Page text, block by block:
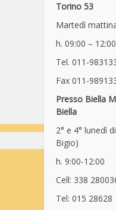
Torino 53
Martedì
h. 09:00 – 12:00
Tel. 011-
Fax 011-
Presso Biella
Biella
2° e 4° lunedì
Bigio)
h. 9:00-12:00
Cell: 338
Tel: 015 28628